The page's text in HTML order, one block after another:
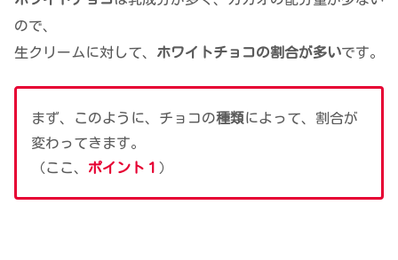
ので、
生クリームに対して、 ホワイトチョコの割合が多いです。
まず、このように、チョコの種類によって、割合が
変わってきます。
（ここ、 ポイント１ ）